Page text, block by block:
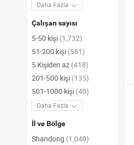
Daha Fazla
Çalışan sayısı
5-50 kişi (1,732)
51-200 kişi (581)
5 Kişiden az (418)
201-500 kişi (135)
501-1000 kişi (40)
Daha Fazla
İl ve Bölge
Shandong (1,040)